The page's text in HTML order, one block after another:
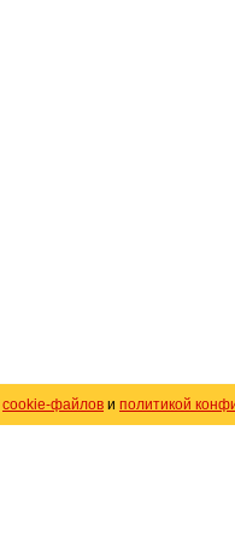
cookie-файлов и политикой